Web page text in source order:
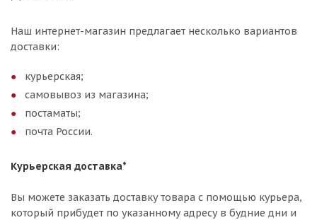
Наш интернет-магазин предлагает несколько вариантов
доставки:
курьерская;
самовывоз из магазина;
постаматы;
почта России.
Курьерская доставка*
Вы можете заказать доставку товара с помощью курьера,
который прибудет по указанному адресу в будние дни и